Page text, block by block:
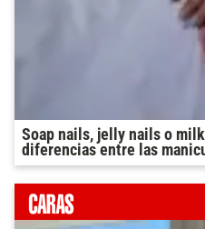
Soap nails, jelly nails o
diferencias entre las